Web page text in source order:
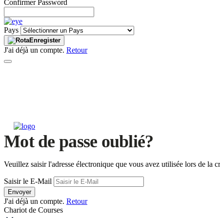
Confirmer Password
Pays
Enregister
J'ai déjà un compte. Retour
Mot de passe oublié?
Veuillez saisir l'adresse électronique que vous avez utilisée lors de la
Saisir le E-Mail
Envoyer
J'ai déjà un compte. Retour
Chariot de Courses